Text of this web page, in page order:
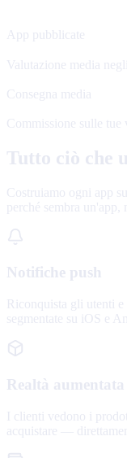
App pubblicate
Valutazione media
Consegna media
Commissione sulle tue
Tutto ciò che
Costruiamo ogni app
perché sembra un'app,
Notifiche push
Riconquista gli utenti
segmentate su iOS e
Realtà
I clienti vedono i
acquistare —